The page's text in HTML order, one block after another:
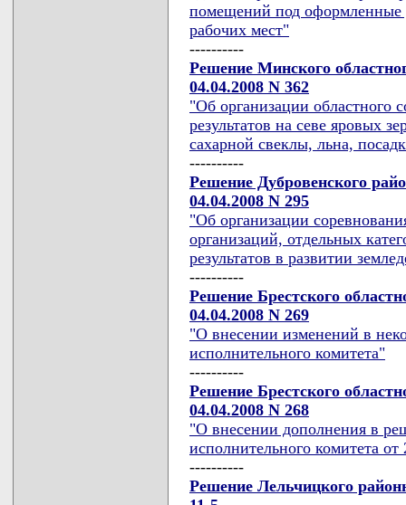
помещений под оформленные
рабочих мест"
----------
Решение Минского
04.04.2008 N 362
"Об организации областного
результатов на севе яровых
сахарной свеклы, льна,
----------
Решение Дубровенского
04.04.2008 N 295
"Об организации
организаций, отдельных
результатов в развитии
----------
Решение Брестского
04.04.2008 N 269
"О внесении изменений в
исполнительного комитета"
----------
Решение Брестского
04.04.2008 N 268
"О внесении дополнения в
исполнительного комитета от
----------
Решение Лельчицкого